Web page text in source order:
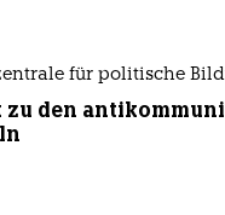
für politische
zu den